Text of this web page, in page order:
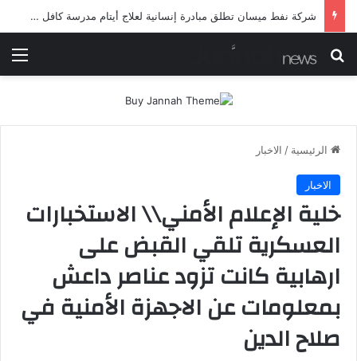
شرطة ميسان تلقي القبض على مطلقي العيارات النارية أثناء تشييع جنائزي في العمارة
بحث عن
الرئيسية / الاخبار
الاخبار
خلية الإعلام الأمني\\ الاستخبارات
العسكرية تلقي القبض على
ارهابية كانت تزود عناصر داعش
بمعلومات عن الاجهزة الأمنية في
صلاح الدين